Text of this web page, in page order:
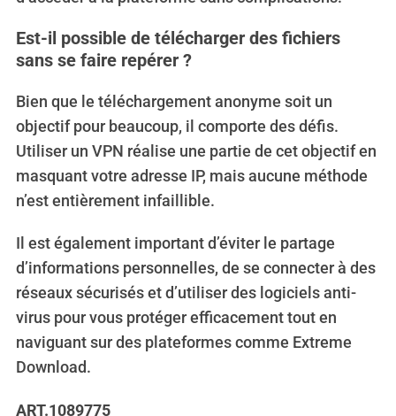
Est-il possible de télécharger des fichiers
sans se faire repérer ?
Bien que le téléchargement anonyme soit un
objectif pour beaucoup, il comporte des défis.
Utiliser un VPN réalise une partie de cet objectif en
masquant votre adresse IP, mais aucune méthode
n’est entièrement infaillible.
Il est également important d’éviter le partage
d’informations personnelles, de se connecter à des
réseaux sécurisés et d’utiliser des logiciels anti-
virus pour vous protéger efficacement tout en
naviguant sur des plateformes comme Extreme
Download.
ART.1089775